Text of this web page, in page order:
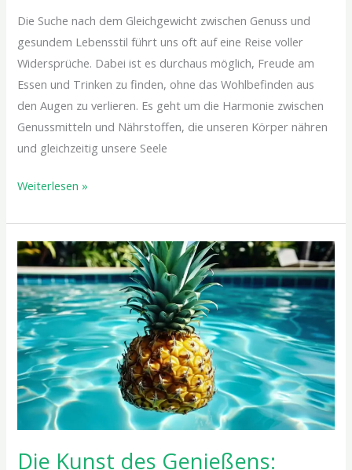
Die Suche nach dem Gleichgewicht zwischen Genuss und
gesundem Lebensstil führt uns oft auf eine Reise voller
Widersprüche. Dabei ist es durchaus möglich, Freude am
Essen und Trinken zu finden, ohne das Wohlbefinden aus
den Augen zu verlieren. Es geht um die Harmonie zwischen
Genussmitteln und Nährstoffen, die unseren Körper nähren
und gleichzeitig unsere Seele
Weiterlesen »
Die Kunst des Genießens:
Die
Kunst
des
Genießens:
Gesunde
Ernährung
im
Urlaub